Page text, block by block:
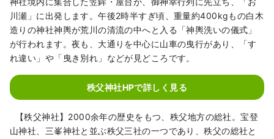
川瀬」に出発します。午後2時半すぎ頃、重量約400kgもの白木
造りの神社神輿が荒川の清流の中へと入る「神輿洗いの儀式」
が行われます。夜も、大通りを中心に山車の曳行があり、「す
れ違い」や「曳き別れ」などが見どころです。
秩父神社HPで詳しく見る
【秩父神社】2000余年の歴史をもつ、秩父地方の総社。宝登
山神社、三峯神社と並ぶ秩父三社の一つであり、秩父の総社と